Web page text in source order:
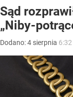
Sąd
„Niby-
Dodano:4 sierpnia 6:32